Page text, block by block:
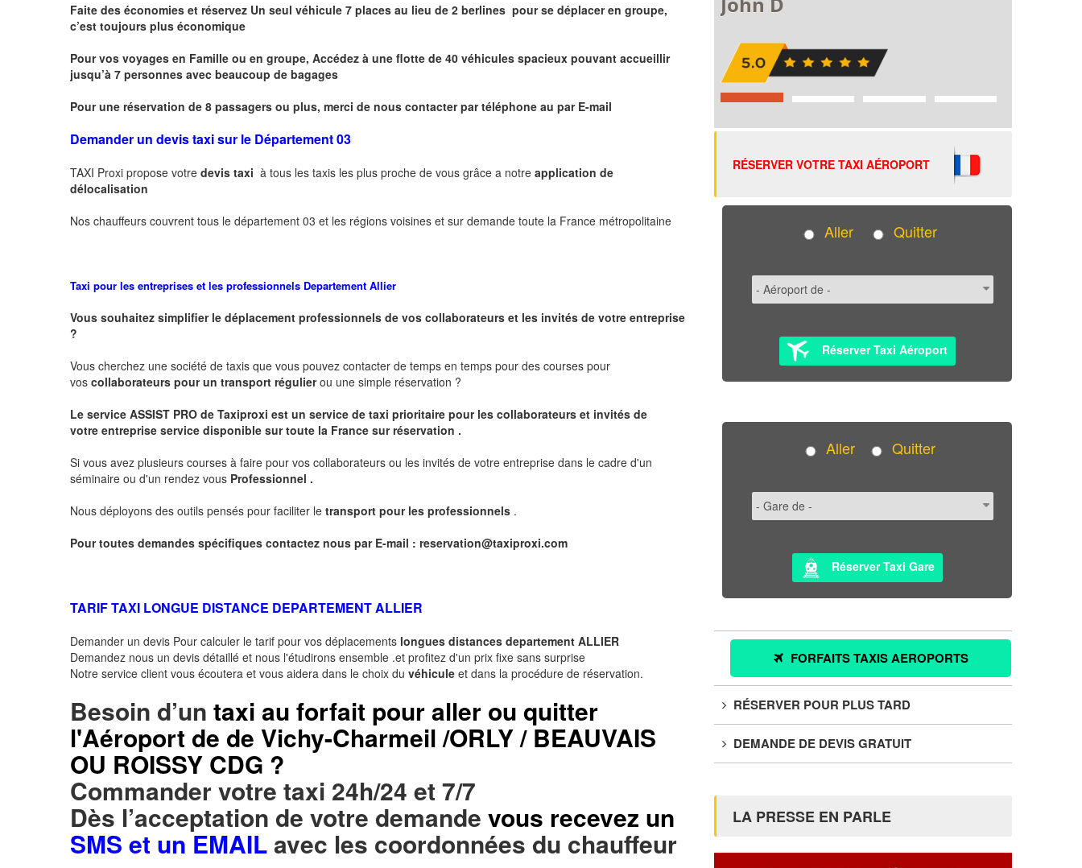
Faite des économies et réservez Un seul véhicule 7 places au lieu de 2 berlines pour se déplacer en groupe,
c’est toujours plus économique
Pour vos voyages en Famille ou en groupe, Accédez à une flotte de 40 véhicules spacieux pouvant accueillir
jusqu’à 7 personnes avec beaucoup de bagages
Pour une réservation de 8 passagers ou plus, merci de nous contacter par téléphone au par E-mail
Demander un devis taxi sur le Département 03
TAXI Proxi propose votre devis taxi à tous les taxis les plus proche de vous grâce a notre application de
délocalisation
Nos chauffeurs couvrent tous le département 03 et les régions voisines et sur demande toute la France métropolitaine
Taxi pour les entreprises et les professionnels Departement Allier
Vous souhaitez simplifier le déplacement professionnels de vos collaborateurs et les invités de votre entreprise
?
Vous cherchez une société de taxis que vous pouvez contacter de temps en temps pour des courses pour
vos collaborateurs pour un transport régulierou une simple réservation ?
Le service ASSIST PRO de Taxiproxi est un service de taxi prioritaire pour les collaborateurs et invités de
votre entreprise service disponible sur toute la France sur réservation .
Si vous avez plusieurs courses à faire pour vos collaborateurs ou les invités de votre entreprise dans le cadre d'un
séminaire ou d'un rendez vous Professionnel .
Nous déployons des outils pensés pour faciliter le transport pour les professionnels .
Pour toutes demandes spécifiques contactez nous par E-mail : reservation@taxiproxi.com
TARIF TAXI LONGUE DISTANCE DEPARTEMENT ALLIER
Demander un devis Pour calculer le tarif pour vos déplacements longues distances departement ALLIER
Demandez nous un devis détaillé et nous l'étudirons ensemble .et profitez d'un prix fixe sans surprise
Notre service client vous écoutera et vous aidera dans le choix du véhicule et dans la procédure de réservation.
Besoin d’un taxi au forfait pour aller ou quitter
l'Aéroport de de Vichy-Charmeil /ORLY / BEAUVAIS
OU ROISSY CDG ?
Commander votre taxi 24h/24 et 7/7
Dès l’acceptation de votre demande vous recevez un
SMS et un EMAILavec les coordonnées du chauffeur
RÉSERVER VOTRE TAXI AÉROPORT
Aller Quitter
Réserver Taxi Aéroport
Aller Quitter
Réserver Taxi Gare
FORFAITS TAXIS AEROPORTS
RÉSERVER POUR PLUS TARD
DEMANDE DE DEVIS GRATUIT
LA PRESSE EN PARLE